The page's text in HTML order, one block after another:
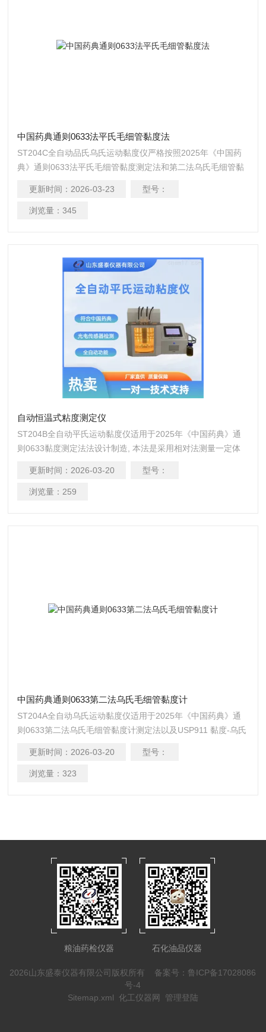
中国药典通则0633法平氏毛细管黏度法
ST204C全自动品氏乌氏运动黏度仪严格按照2025年《中国药
典》通则0633法平氏毛细管黏度测定法和第二法乌氏毛细管黏
重力的作用下流经毛细管所需时间，以求得流体的运动黏度。
中国药典通则0633法平氏毛细管黏度法
更新时间： 2026-03-23 型号：
浏览量： 345
自动恒温式粘度测定仪
ST204B全自动平氏运动黏度仪适用于2025年《中国药典》通
则0633黏度测定法法设计制造, 本法是采用相对法测量一定体
运动黏度。 ST204B全自动药物运动黏度仪自动模式具有自动
恒温，自动抽提，自动计时，自动计算，自动打印，自动清
更新时间： 2026-03-20 型号：
浏览量： 259
中国药典通则0633第二法乌氏毛细管黏度计
ST204A全自动乌氏运动黏度仪适用于2025年《中国药典》通
则0633第二法乌氏毛细管黏度计测定法以及USP911 黏度-乌氏
重力的作用下流经毛细管所需时间，以求得流体的运动黏度。
中国药典通则0633第二法乌氏毛细管黏度计
更新时间： 2026-03-20 型号：
浏览量： 323
粮油药检仪器 石化油品仪器
2026山东盛泰仪器有限公司版权所有 备案号：鲁ICP备17028086
号-4
Sitemap.xml 化工仪器网 管理登陆